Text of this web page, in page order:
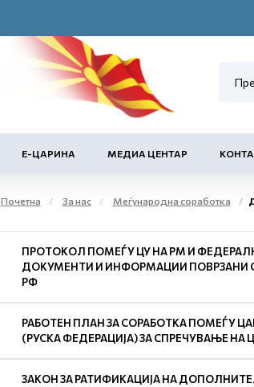
Е-ЦАРИНА МЕДИА ЦЕНТАР
Почетна За нас Меѓународна соработка
ПРОТОКОЛ ПОМЕЃУ ЦУ НА РМ И
ДОКУМЕНТИ И ИНФОРМАЦИИ ПОВРЗАНИ
РФ
РАБОТЕН ПЛАН ЗА СОРАБОТКА ПОМЕЃУ
(РУСКА ФЕДЕРАЦИЈА) ЗА СПРЕЧУВАЊЕ
ЗАКОН ЗА РАТИФИКАЦИЈА НА